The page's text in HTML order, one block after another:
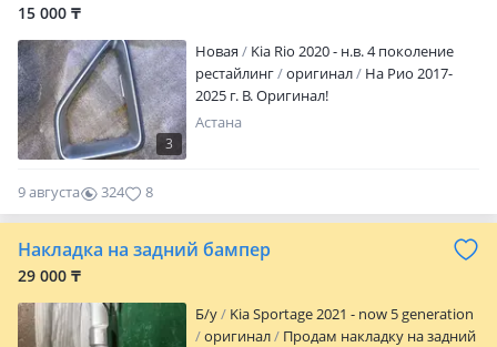
по ходовой части без посредников на
заказ из других стран! Есть отправка по
регионам через транспортные
компании! Если вы с другого города то
по номеру телефона у менеджера! С
уважением Бегзат!
15 000 ₸
3
Новая
Kia Rio 2020 - н.в. 4 поколение
рестайлинг
оригинал
На Рио 2017-
2025 г. В. Оригинал!
Астана
9 августа 324 8
Накладка на задний бампер
29 000 ₸
Б/y
Kia Sportage 2021 - now 5 generation
оригинал
Продам накладку на задний